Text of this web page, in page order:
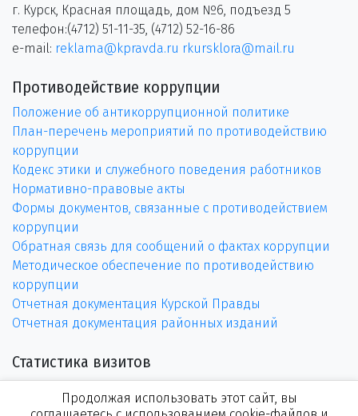
г. Курск, Красная площадь, дом №6, подъезд 5
телефон:(4712) 51-11-35, (4712) 52-16-86
e-mail: reklama@kpravda.ru rkursklora@mail.ru
Противодействие коррупции
Положение об антикоррупционной политике
План-перечень мероприятий по противодействию
коррупции
Кодекс этики и служебного поведения работников
Нормативно-правовые акты
Формы документов, связанные с противодействием
коррупции
Обратная связь для сообщений о фактах коррупции
Методическое обеспечение по противодействию
коррупции
Отчетная документация Курской Правды
Отчетная документация районных изданий
Статистика визитов
Продолжая использовать этот сайт, вы